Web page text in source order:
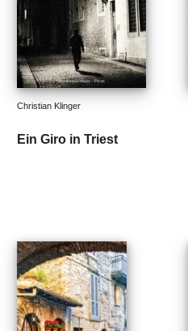
Christian Klinger
Ein Giro in Triest